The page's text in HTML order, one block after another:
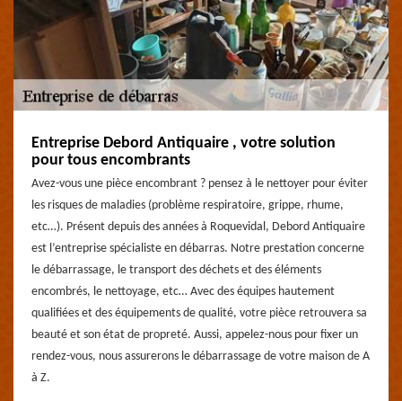
Entreprise Debord Antiquaire , votre solution
pour tous encombrants
Avez-vous une pièce encombrant ? pensez à le nettoyer pour éviter
les risques de maladies (problème respiratoire, grippe, rhume,
etc…). Présent depuis des années à Roquevidal, Debord Antiquaire
est l’entreprise spécialiste en débarras. Notre prestation concerne
le débarrassage, le transport des déchets et des éléments
encombrés, le nettoyage, etc… Avec des équipes hautement
qualifiées et des équipements de qualité, votre pièce retrouvera sa
beauté et son état de propreté. Aussi, appelez-nous pour fixer un
rendez-vous, nous assurerons le débarrassage de votre maison de A
à Z.